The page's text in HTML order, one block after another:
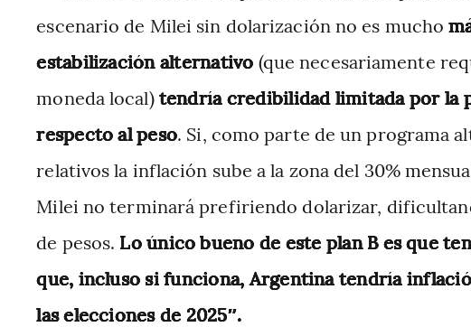
escenario de Milei sin dolarización no es mucho
estabilización alternativo (que necesariamente
moneda local)tendría credibilidad limitada por la
respecto al peso. Si, como parte de un programa
relativos la inflación sube a la zona del 30%
Milei no terminará prefiriendo dolarizar,
de pesos. Lo único bueno de este plan B es que
que, incluso si funciona, Argentina tendría
las elecciones de 2025″.